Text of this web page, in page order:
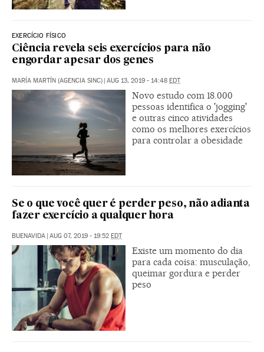
EXERCÍCIO FÍSICO
Ciência revela seis exercícios para não
engordar apesar dos genes
MARÍA MARTÍN (AGENCIA SINC) | AUG 13, 2019 - 14:48 EDT
Novo estudo com 18.000
pessoas identifica o 'jogging'
e outras cinco atividades
como os melhores exercícios
para controlar a obesidade
Se o que você quer é perder peso, não adianta
fazer exercício a qualquer hora
BUENAVIDA | AUG 07, 2019 - 19:52 EDT
Existe um momento do dia
para cada coisa: musculação,
queimar gordura e perder
peso